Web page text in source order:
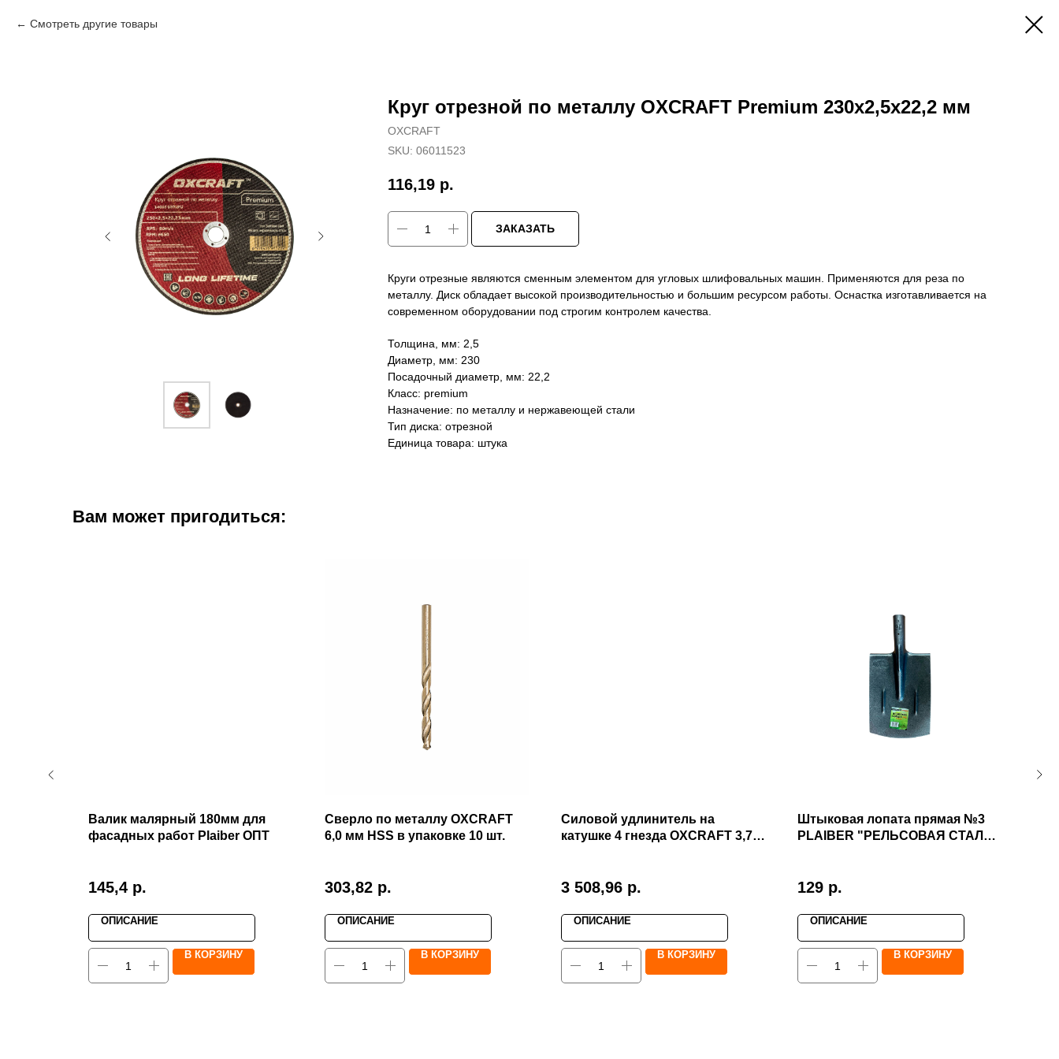
Смотреть другие товары
Круг отрезной по металлу OXCRAFT Premium 230х2,5х22,2 мм
OXCRAFT
SKU: 06011523
116,19 р.
ЗАКАЗАТЬ
Круги отрезные являются сменным элементом для угловых шлифовальных машин. Применяются для реза по
металлу. Диск обладает высокой производительностью и большим ресурсом работы. Оснастка изготавливается на
современном оборудовании под строгим контролем качества.
Толщина, мм: 2,5
Диаметр, мм: 230
Посадочный диаметр, мм: 22,2
Класс: premium
Назначение: по металлу и нержавеющей стали
Тип диска: отрезной
Единица товара: штука
Вам может пригодиться:
Валик малярный 180мм для
фасадных работ Plaiber ОПТ
145,4 р.
ОПИСАНИЕ
В КОРЗИНУ
Сверло по металлу OXCRAFT
6,0 мм HSS в упаковке 10 шт.
303,82 р.
ОПИСАНИЕ
В КОРЗИНУ
Силовой удлинитель на
катушке 4 гнезда OXCRAFT 3,7
3 508,96 р.
ОПИСАНИЕ
В КОРЗИНУ
Штыковая лопата прямая №3
PLAIBER "РЕЛЬСОВАЯ СТАЛЬ"
129 р.
ОПИСАНИЕ
В КОРЗИНУ